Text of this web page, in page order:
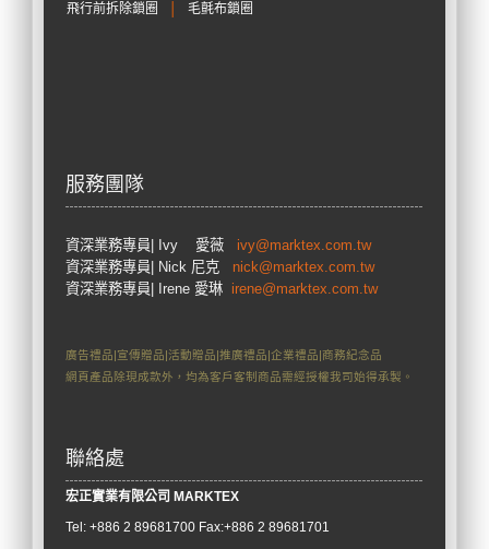
飛行前拆除鎖圈
毛氈布鎖圈
服務團隊
資深業務專員 | Ivy 愛薇 ivy@marktex.com.tw
資深業務專員 | Nick 尼克 nick@marktex.com.tw
資深業務專員| Irene 愛琳 irene@marktex.com.tw
廣告禮品|宣傳贈品|活動贈品|推廣禮品|企業禮品|商務紀念品
網頁產品除現成款外，均為客戶客制商品需經授權我司始得承製。
聯絡處
宏正實業有限公司 MARKTEX
Tel: +886 2 89681700 Fax:+886 2 89681701